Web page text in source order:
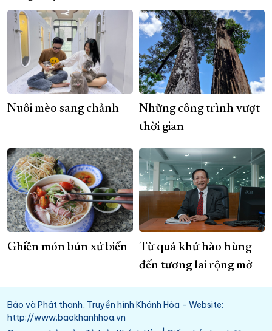
Nuôi mèo sang chảnh
Những công trình vượt
thời gian
Ghiền món bún xứ biển
Từ quá khứ hào hùng
đến tương lai rộng mở
Báo và Phát thanh, Truyền hình Khánh Hòa - Website:
http://www.baokhanhhoa.vn